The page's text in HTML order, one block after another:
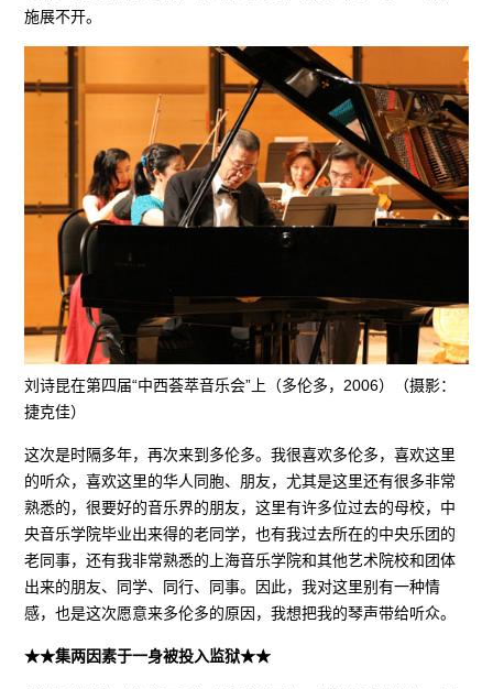
施展不开。
刘诗昆在第四届“中西荟萃音乐会”上（多伦多，2006）（摄影：
捷克佳）
这次是时隔多年，再次来到多伦多。我很喜欢多伦多，喜欢这里
的听众，喜欢这里的华人同胞、朋友，尤其是这里还有很多非常
熟悉的，很要好的音乐界的朋友，这里有许多位过去的母校，中
央音乐学院毕业出来得的老同学，也有我过去所在的中央乐团的
老同事，还有我非常熟悉的上海音乐学院和其他艺术院校和团体
出来的朋友、同学、同行、同事。因此，我对这里别有一种情
感，也是这次愿意来多伦多的原因，我想把我的琴声带给听众。
★★集两因素于一身被投入监狱★★